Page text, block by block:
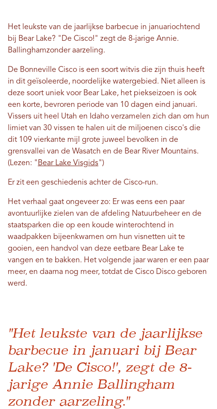
Het leukste van de jaarlijkse barbecue in januariochtend
bij Bear Lake? "De Cisco!" zegt de 8-jarige Annie.
Ballinghamzonder aarzeling.
De Bonneville Cisco is een soort witvis die zijn thuis heeft
in dit geïsoleerde, noordelijke watergebied. Niet alleen is
deze soort uniek voor Bear Lake, het piekseizoen is ook
een korte, bevroren periode van 10 dagen eind januari.
Vissers uit heel Utah en Idaho verzamelen zich dan om hun
limiet van 30 vissen te halen uit de miljoenen cisco's die
dit 109 vierkante mijl grote juweel bevolken in de
grensvallei van de Wasatch en de Bear River Mountains.
(Lezen: " Bear Lake Visgids")
Er zit een geschiedenis achter de Cisco-run.
Het verhaal gaat ongeveer zo: Er was eens een paar
avontuurlijke zielen van de afdeling Natuurbeheer en de
staatsparken die op een koude winterochtend in
waadpakken bijeenkwamen om hun visnetten uit te
gooien, een handvol van deze eetbare Bear Lake te
vangen en te bakken. Het volgende jaar waren er een paar
meer, en daarna nog meer, totdat de Cisco Disco geboren
werd.
"Het leukste van de jaarlijkse
barbecue in januari bij Bear
Lake? 'De Cisco!', zegt de 8-
jarige Annie Ballingham
zonder aarzeling."